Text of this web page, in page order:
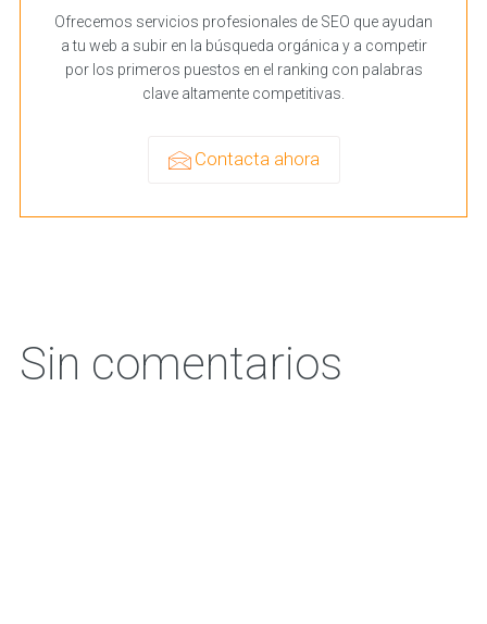
Ofrecemos servicios profesionales de SEO que ayudan
a tu web a subir en la búsqueda orgánica y a competir
por los primeros puestos en el ranking con palabras
clave altamente competitivas.
Contacta ahora
Sin comentarios